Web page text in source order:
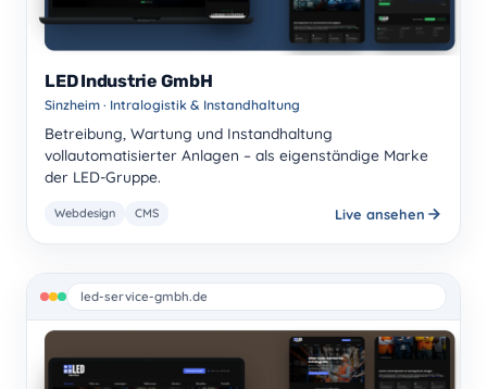
LED Industrie GmbH
Sinzheim · Intralogistik & Instandhaltung
Betreibung, Wartung und Instandhaltung
vollautomatisierter Anlagen – als eigenständige Marke
der LED-Gruppe.
Webdesign CMS Live ansehen
led-service-gmbh.de